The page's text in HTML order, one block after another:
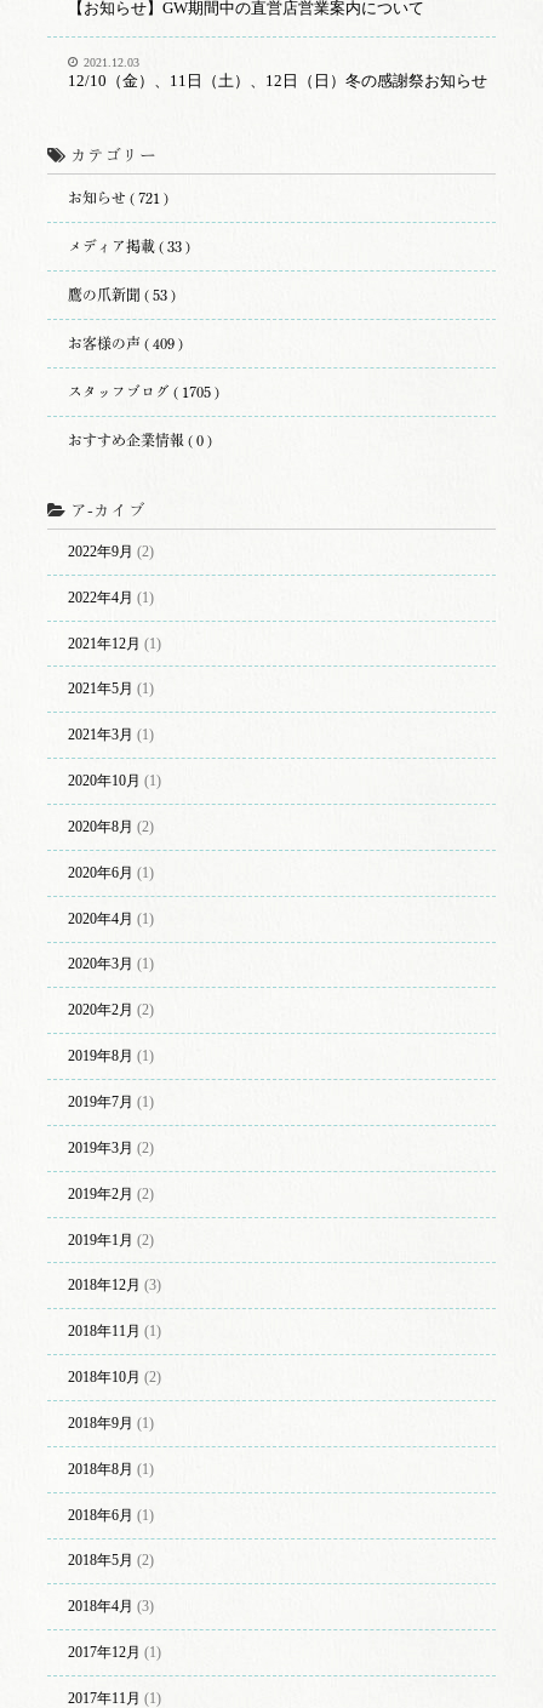
【お知らせ】GW期間中の直営店営業案内について
2021.12.03
12/10（金）、11日（土）、12日（日）冬の感謝祭お知らせ
カテゴリー
お知らせ ( 721 )
メディア掲載 ( 33 )
鷹の爪新聞 ( 53 )
お客様の声 ( 409 )
スタッフブログ ( 1705 )
おすすめ企業情報 ( 0 )
ア-カイブ
2022年9月 (2)
2022年4月 (1)
2021年12月 (1)
2021年5月 (1)
2021年3月 (1)
2020年10月 (1)
2020年8月 (2)
2020年6月 (1)
2020年4月 (1)
2020年3月 (1)
2020年2月 (2)
2019年8月 (1)
2019年7月 (1)
2019年3月 (2)
2019年2月 (2)
2019年1月 (2)
2018年12月 (3)
2018年11月 (1)
2018年10月 (2)
2018年9月 (1)
2018年8月 (1)
2018年6月 (1)
2018年5月 (2)
2018年4月 (3)
2017年12月 (1)
2017年11月 (1)